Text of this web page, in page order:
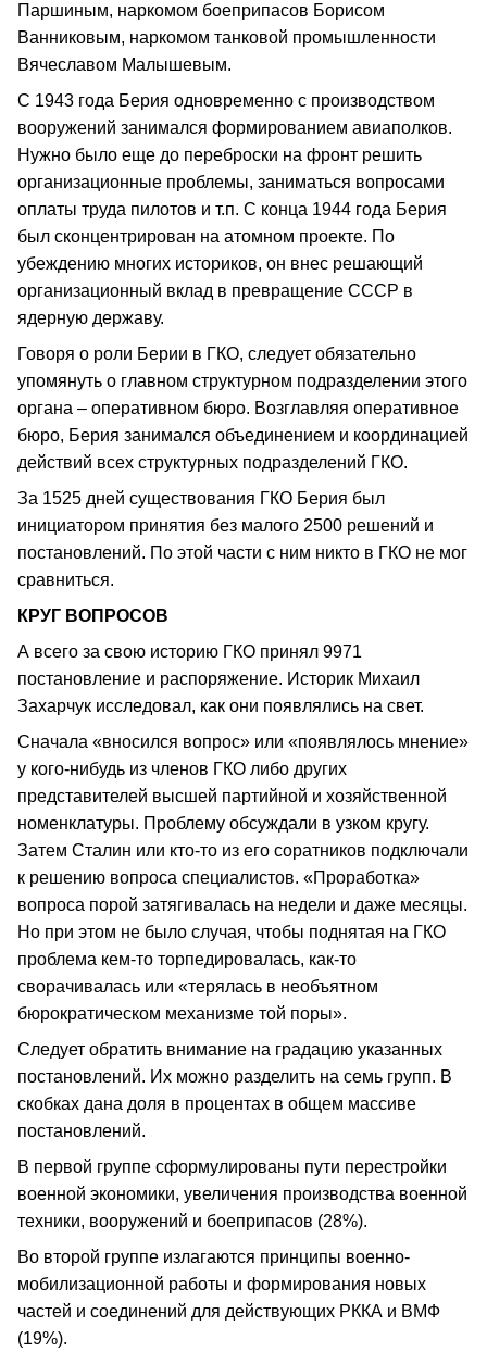
Паршиным, наркомом боеприпасов Борисом
Ванниковым, наркомом танковой промышленности
Вячеславом Малышевым.
С 1943 года Берия одновременно с производством
вооружений занимался формированием авиаполков.
Нужно было еще до переброски на фронт решить
организационные проблемы, заниматься вопросами
оплаты труда пилотов и т.п. С конца 1944 года Берия
был сконцентрирован на атомном проекте. По
убеждению многих историков, он внес решающий
организационный вклад в превращение СССР в
ядерную державу.
Говоря о роли Берии в ГКО, следует обязательно
упомянуть о главном структурном подразделении этого
органа – оперативном бюро. Возглавляя оперативное
бюро, Берия занимался объединением и координацией
действий всех структурных подразделений ГКО.
За 1525 дней существования ГКО Берия был
инициатором принятия без малого 2500 решений и
постановлений. По этой части с ним никто в ГКО не мог
сравниться.
КРУГ ВОПРОСОВ
А всего за свою историю ГКО принял 9971
постановление и распоряжение. Историк Михаил
Захарчук исследовал, как они появлялись на свет.
Сначала «вносился вопрос» или «появлялось мнение»
у кого-нибудь из членов ГКО либо других
представителей высшей партийной и хозяйственной
номенклатуры. Проблему обсуждали в узком кругу.
Затем Сталин или кто-то из его соратников подключали
к решению вопроса специалистов. «Проработка»
вопроса порой затягивалась на недели и даже месяцы.
Но при этом не было случая, чтобы поднятая на ГКО
проблема кем-то торпедировалась, как-то
сворачивалась или «терялась в необъятном
бюрократическом механизме той поры».
Следует обратить внимание на градацию указанных
постановлений. Их можно разделить на семь групп. В
скобках дана доля в процентах в общем массиве
постановлений.
В первой группе сформулированы пути перестройки
военной экономики, увеличения производства военной
техники, вооружений и боеприпасов (28%).
Во второй группе излагаются принципы военно-
мобилизационной работы и формирования новых
частей и соединений для действующих РККА и ВМФ
(19%).